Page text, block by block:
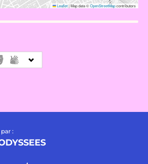
Leaflet|Map data ©OpenStreetMapcontributors
: